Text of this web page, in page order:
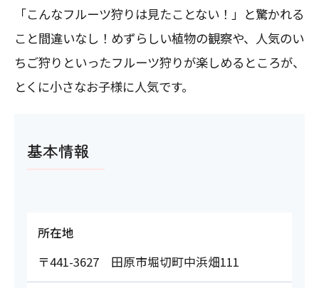
「こんなフルーツ狩りは見たことない！」と驚かれる
こと間違いなし！めずらしい植物の観察や、人気のい
ちご狩りといったフルーツ狩りが楽しめるところが、
とくに小さなお子様に人気です。
基本情報
所在地
〒441-3627 田原市堀切町中浜畑111